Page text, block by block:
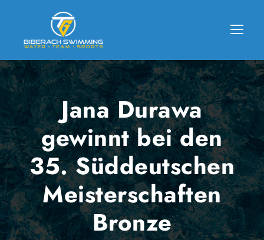
Jana Durawa
gewinnt bei den
35. Süddeutschen
Meisterschaften
Bronze